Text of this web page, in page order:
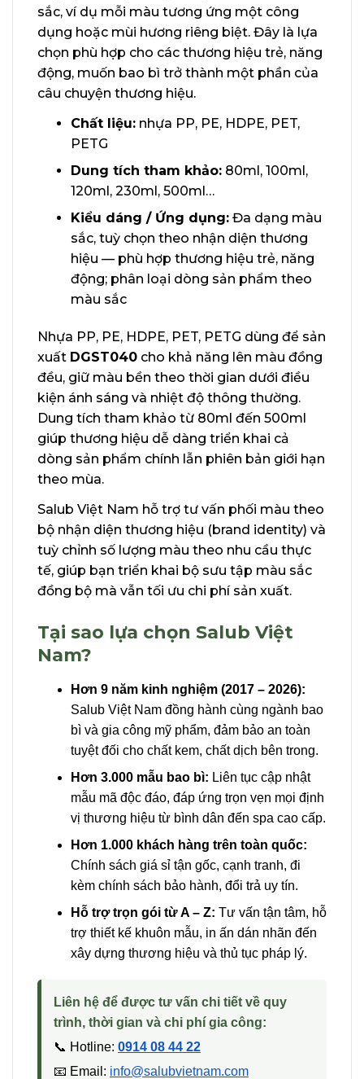
sắc, ví dụ mỗi màu tương ứng một công
dụng hoặc mùi hương riêng biệt. Đây là lựa
chọn phù hợp cho các thương hiệu trẻ, năng
động, muốn bao bì trở thành một phần của
câu chuyện thương hiệu.
Chất liệu:nhựa PP, PE, HDPE, PET,
PETG
Dung tích tham khảo:80ml, 100ml,
120ml, 230ml, 500ml…
Kiểu dáng / Ứng dụng:Đa dạng màu
sắc, tuỳ chọn theo nhận diện thương
hiệu — phù hợp thương hiệu trẻ, năng
động; phân loại dòng sản phẩm theo
màu sắc
Nhựa PP, PE, HDPE, PET, PETG dùng để sản
xuất DGST040 cho khả năng lên màu đồng
đều, giữ màu bền theo thời gian dưới điều
kiện ánh sáng và nhiệt độ thông thường.
Dung tích tham khảo từ 80ml đến 500ml
giúp thương hiệu dễ dàng triển khai cả
dòng sản phẩm chính lẫn phiên bản giới hạn
theo mùa.
Salub Việt Nam hỗ trợ tư vấn phối màu theo
bộ nhận diện thương hiệu (brand identity) và
tuỳ chỉnh số lượng màu theo nhu cầu thực
tế, giúp bạn triển khai bộ sưu tập màu sắc
đồng bộ mà vẫn tối ưu chi phí sản xuất.
Tại sao lựa chọn Salub Việt
Nam?
Hơn 9 năm kinh nghiệm (2017 – 2026):
Salub Việt Nam đồng hành cùng ngành bao
bì và gia công mỹ phẩm, đảm bảo an toàn
tuyệt đối cho chất kem, chất dịch bên trong.
Hơn 3.000 mẫu bao bì: Liên tục cập nhật
mẫu mã độc đáo, đáp ứng trọn vẹn mọi định
vị thương hiệu từ bình dân đến spa cao cấp.
Hơn 1.000 khách hàng trên toàn quốc:
Chính sách giá sỉ tận gốc, cạnh tranh, đi
kèm chính sách bảo hành, đổi trả uy tín.
Hỗ trợ trọn gói từ A – Z: Tư vấn tận tâm, hỗ
trợ thiết kế khuôn mẫu, in ấn dán nhãn đến
xây dựng thương hiệu và thủ tục pháp lý.
Liên hệ để được tư vấn chi tiết về quy
trình, thời gian và chi phí gia công:
📞 Hotline: 0914 08 44 22
📧 Email: info@salubvietnam.com